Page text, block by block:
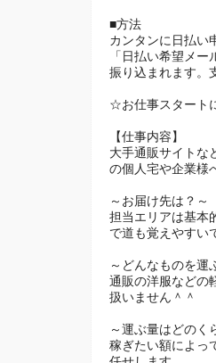
■方法
カンタンに日払い
「日払い希望メ
振り込まれます。
☆お仕事スタート
【仕事内容】
大手通販サイトな
の個人宅や企業様
～お届け先は？～
担当エリアは基本
で道も覚えやすい
～どんなものを運
通販の洋服などの
扱いません＾＾
～運ぶ量はどのく
稼ぎたい額によっ